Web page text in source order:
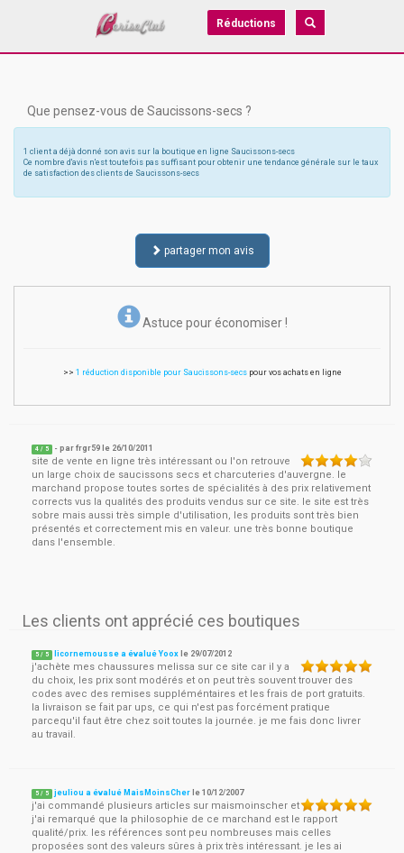
Réductions
Que pensez-vous de Saucissons-secs ?
1 client a déjà donné son avis sur la boutique en ligne Saucissons-secs
Ce nombre d'avis n'est toutefois pas suffisant pour obtenir une tendance générale sur le taux
de satisfaction des clients de Saucissons-secs
partager mon avis
Astuce pour économiser !
>> 1 réduction disponible pour Saucissons-secspour vos achats en ligne
4 / 5 - parfrgr59 le 26/10/2011
site de vente en ligne très intéressant ou l'on retrouve
un large choix de saucissons secs et charcuteries d'auvergne. le
marchand propose toutes sortes de spécialités à des prix relativement
corrects vus la qualités des produits vendus sur ce site. le site est très
sobre mais aussi très simple d'utilisation, les produits sont très bien
présentés et correctement mis en valeur. une très bonne boutique
dans l'ensemble.
Les clients ont apprécié ces boutiques
5 / 5 licornemousse a évalué Yoox le 29/07/2012
j'achète mes chaussures melissa sur ce site car il y a
du choix, les prix sont modérés et on peut très souvent trouver des
codes avec des remises suppléméntaires et les frais de port gratuits.
la livraison se fait par ups, ce qui n'est pas forcément pratique
parcequ'il faut être chez soit toutes la journée. je me fais donc livrer
au travail.
5 / 5 jeuliou a évalué MaisMoinsCher le10/12/2007
j'ai commandé plusieurs articles sur maismoinscher et
j'ai remarqué que la philosophie de ce marchand est le rapport
qualité/prix. les références sont peu nombreuses mais celles
proposées sont des valeurs sûres à prix très intéressant. je les ai